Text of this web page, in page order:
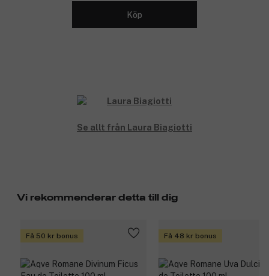
Köp
Se allt från Laura Biagiotti
Vi rekommenderar detta till dig
Få 50 kr bonus Få 48 kr bonus